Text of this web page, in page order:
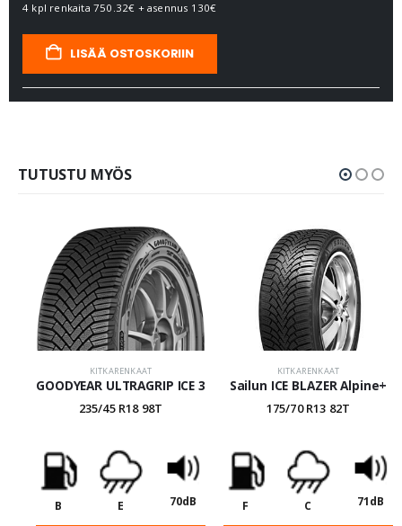
4 kpl renkaita 750.32€ + asennus 130€
LISÄÄ OSTOSKORIIN
TUTUSTU MYÖS
KITKARENKAAT
GOODYEAR ULTRAGRIP ICE 3
235/45 R18 98T
B E 70dB
KITKARENKAAT
Sailun ICE BLAZER Alpine+
175/70 R13 82T
F C 71dB